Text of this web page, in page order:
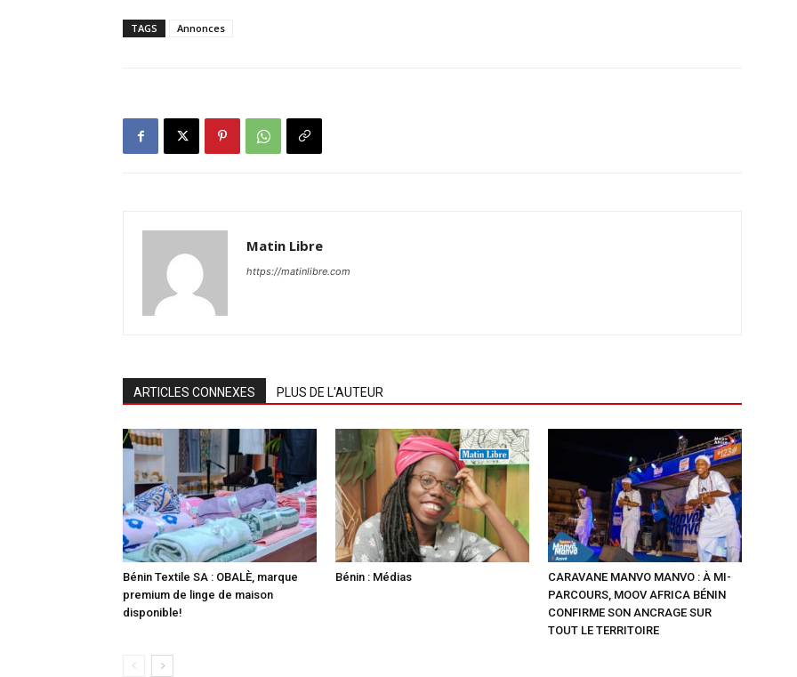
TAGS Annonces
Matin Libre
https://matinlibre.com
ARTICLES CONNEXES PLUS DE L'AUTEUR
Bénin Textile SA : OBALÈ, marque
premium de linge de maison
disponible!
Bénin : Médias
CARAVANE MANVO MANVO : À MI-
PARCOURS, MOOV AFRICA BÉNIN
CONFIRME SON ANCRAGE SUR
TOUT LE TERRITOIRE